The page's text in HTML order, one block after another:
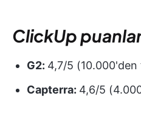
ClickUp
G2: 4,7/5
Capterra: 4,6/5